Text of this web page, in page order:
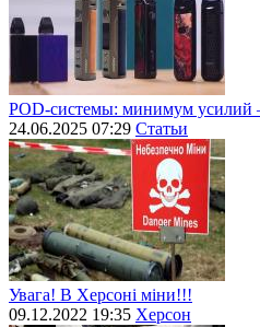
POD-системы: минимум усилий
24.06.2025 07:29 Статьи
Увага! В Херсоні міни!!!
09.12.2022 19:35 Херсон